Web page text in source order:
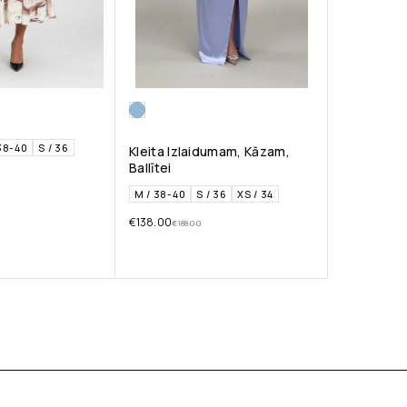
40 S / 36
Kleita Izlaidumam, Kāzam,
Ballītei
M / 38-40 S / 36 XS / 34
€188.00
€138.00